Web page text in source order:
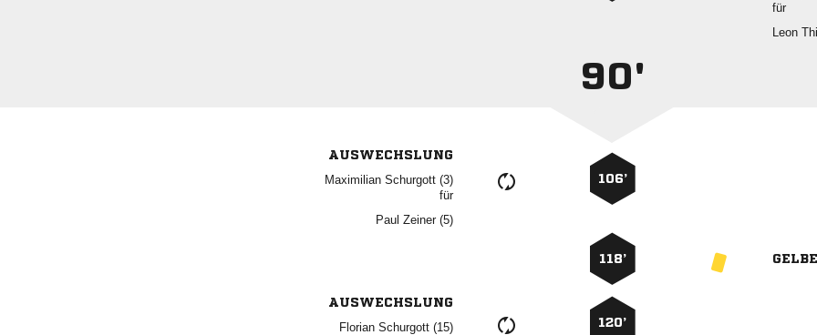
für

90'
AUSWECHSLUNG
  
für
  
106’
118’
AUSWECHSLUNG
  
120’